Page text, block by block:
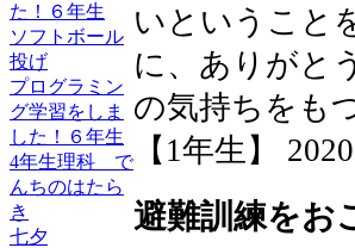
た！６年生
ソフトボール
投げ
プログラミン
グ学習をしま
した！６年生
4年生理科 で
んちのはたら
き
七夕
いということ
に、ありがと
の気持ちをも
【1年生】
避難訓練をお